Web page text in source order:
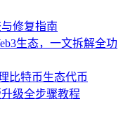
修复指南
生态，一文拆解全功
比特币生态代币
级全步骤教程